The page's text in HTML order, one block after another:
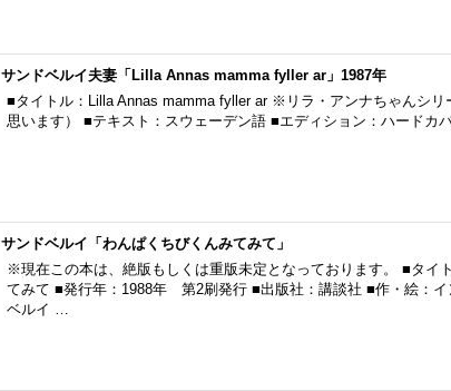
サンドベルイ夫妻「Lilla Annas mamma fyller ar」1987年
■タイトル：Lilla Annas mamma fyller ar ※リラ・アンナちゃんシリ
思います） ■テキスト：スウェーデン語 ■エディション：ハードカ
サンドベルイ「わんぱくちびくんみてみて」
※現在この本は、絶版もしくは重版未定となっております。 ■タイ
てみて ■発行年：1988年 第2刷発行 ■出版社：講談社 ■作・絵：イ
ベルイ …